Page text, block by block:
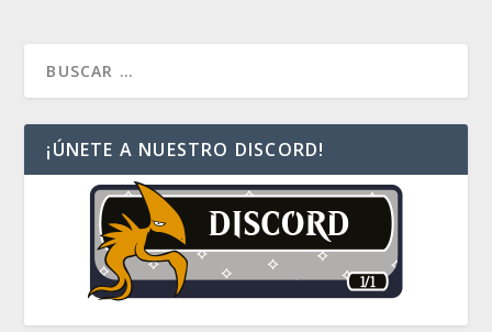
¡ÚNETE A NUESTRO DISCORD!